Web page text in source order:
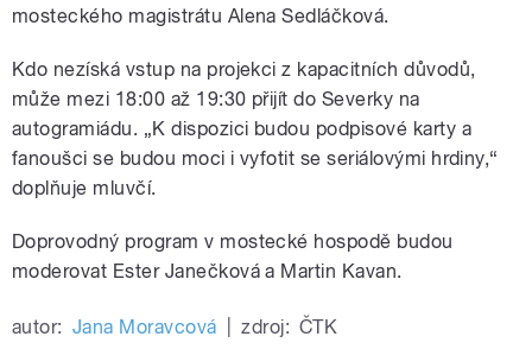
mosteckého magistrátu Alena Sedláčková.
Kdo nezíská vstup na projekci z kapacitních důvodů,
může mezi 18:00 až 19:30 přijít do Severky na
autogramiádu. „K dispozici budou podpisové karty a
fanoušci se budou moci i vyfotit se seriálovými hrdiny,“
doplňuje mluvčí.
Doprovodný program v mostecké hospodě budou
moderovat Ester Janečková a Martin Kavan.
autor: Jana Moravcová zdroj: ČTK